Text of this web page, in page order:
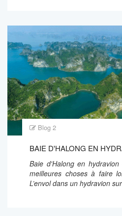
Blog 2
BAIE D'HALONG EN
Baie d'Halong en
meilleures choses à faire
L’envol dans un hydravion